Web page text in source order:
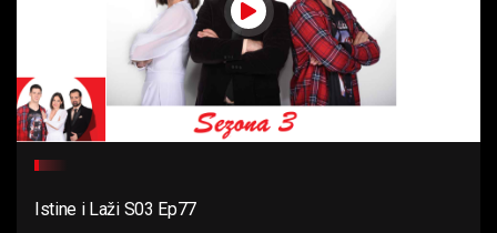
Istine i Laži S03 Ep77